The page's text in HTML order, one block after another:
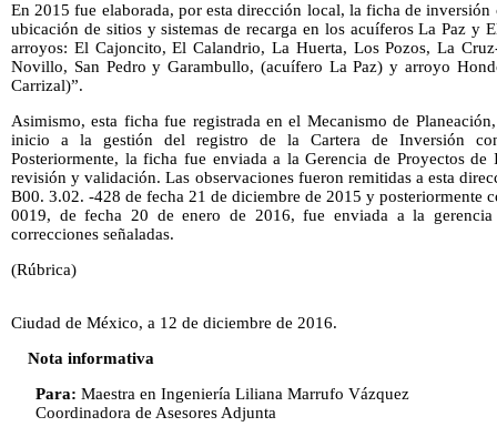
En 2015 fue elaborada, por esta dirección local, la ficha de
ubicación de sitios y sistemas de recarga en los acuíferos La Paz y
arroyos: El Cajoncito, El Calandrio, La Huerta, Los Pozos, La
Novillo, San Pedro y Garambullo, (acuífero La Paz) y arroyo
Carrizal)”.
Asimismo, esta ficha fue registrada en el Mecanismo de
inicio a la gestión del registro de la Cartera de Inversión
Posteriormente, la ficha fue enviada a la Gerencia de Proyectos
revisión y validación. Las observaciones fueron remitidas a esta
B00. 3.02. -428 de fecha 21 de diciembre de 2015 y posteriormente
0019, de fecha 20 de enero de 2016, fue enviada a la
correcciones señaladas.
(Rúbrica)
Ciudad de México, a 12 de diciembre de 2016.
Nota informativa
Para: Maestra en Ingeniería Liliana Marrufo Vázquez
Coordinadora de Asesores Adjunta